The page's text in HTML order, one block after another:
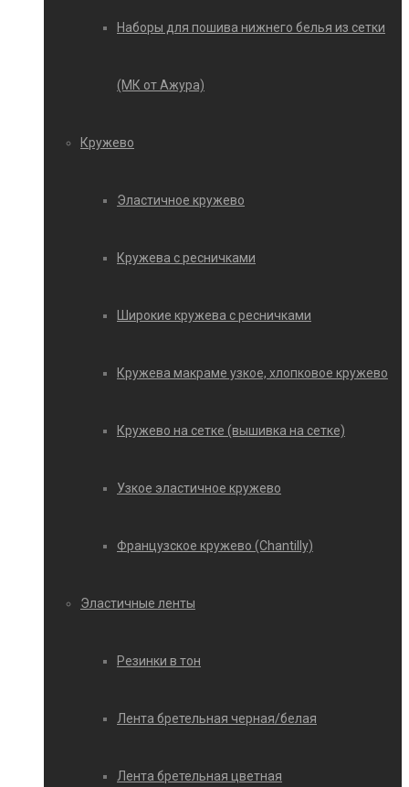
Наборы для пошива нижнего белья из сетки
(МК от Ажура)
Кружево
Эластичное кружево
Кружева с ресничками
Широкие кружева с ресничками
Кружева макраме узкое, хлопковое кружево
Кружево на сетке (вышивка на сетке)
Узкое эластичное кружево
Французское кружево (Chantilly)
Эластичные ленты
Резинки в тон
Лента бретельная черная/белая
Лента бретельная цветная